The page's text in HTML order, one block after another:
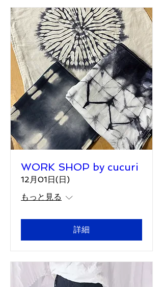
WORK SHOP by cucuri
12月01日(日)
もっと見る
詳細